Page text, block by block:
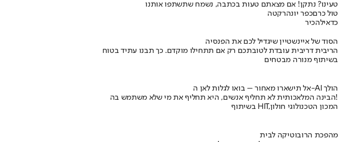
טעינו? נתקן! אם מצאתם טעות בכתבה, נשמח שתשתפו אותנו
טול כרםכפר יונהרקטה
כדאילהכיר
הסוד של איינשטיין שיגדיל לכם את הפנסיה
הריבית דריבית עובדת לטובתכם רק אם תתחילו מוקדם. כך תבנו עתיד בטוח
בשיתוף מנורה מבטחים
אל תישארו מאחור – בואו לגלות לאן ה-AI הולך
הבינה המלאכותית לא תחליף אנשים, היא תחליף את מי שלא משתמש בה!
בשיתוף HIT,המכון הטכנולוגי חולון
מהפכת הרובוטיקה לבית